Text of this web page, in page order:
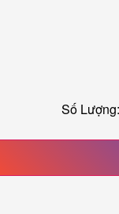
Số Lượng: